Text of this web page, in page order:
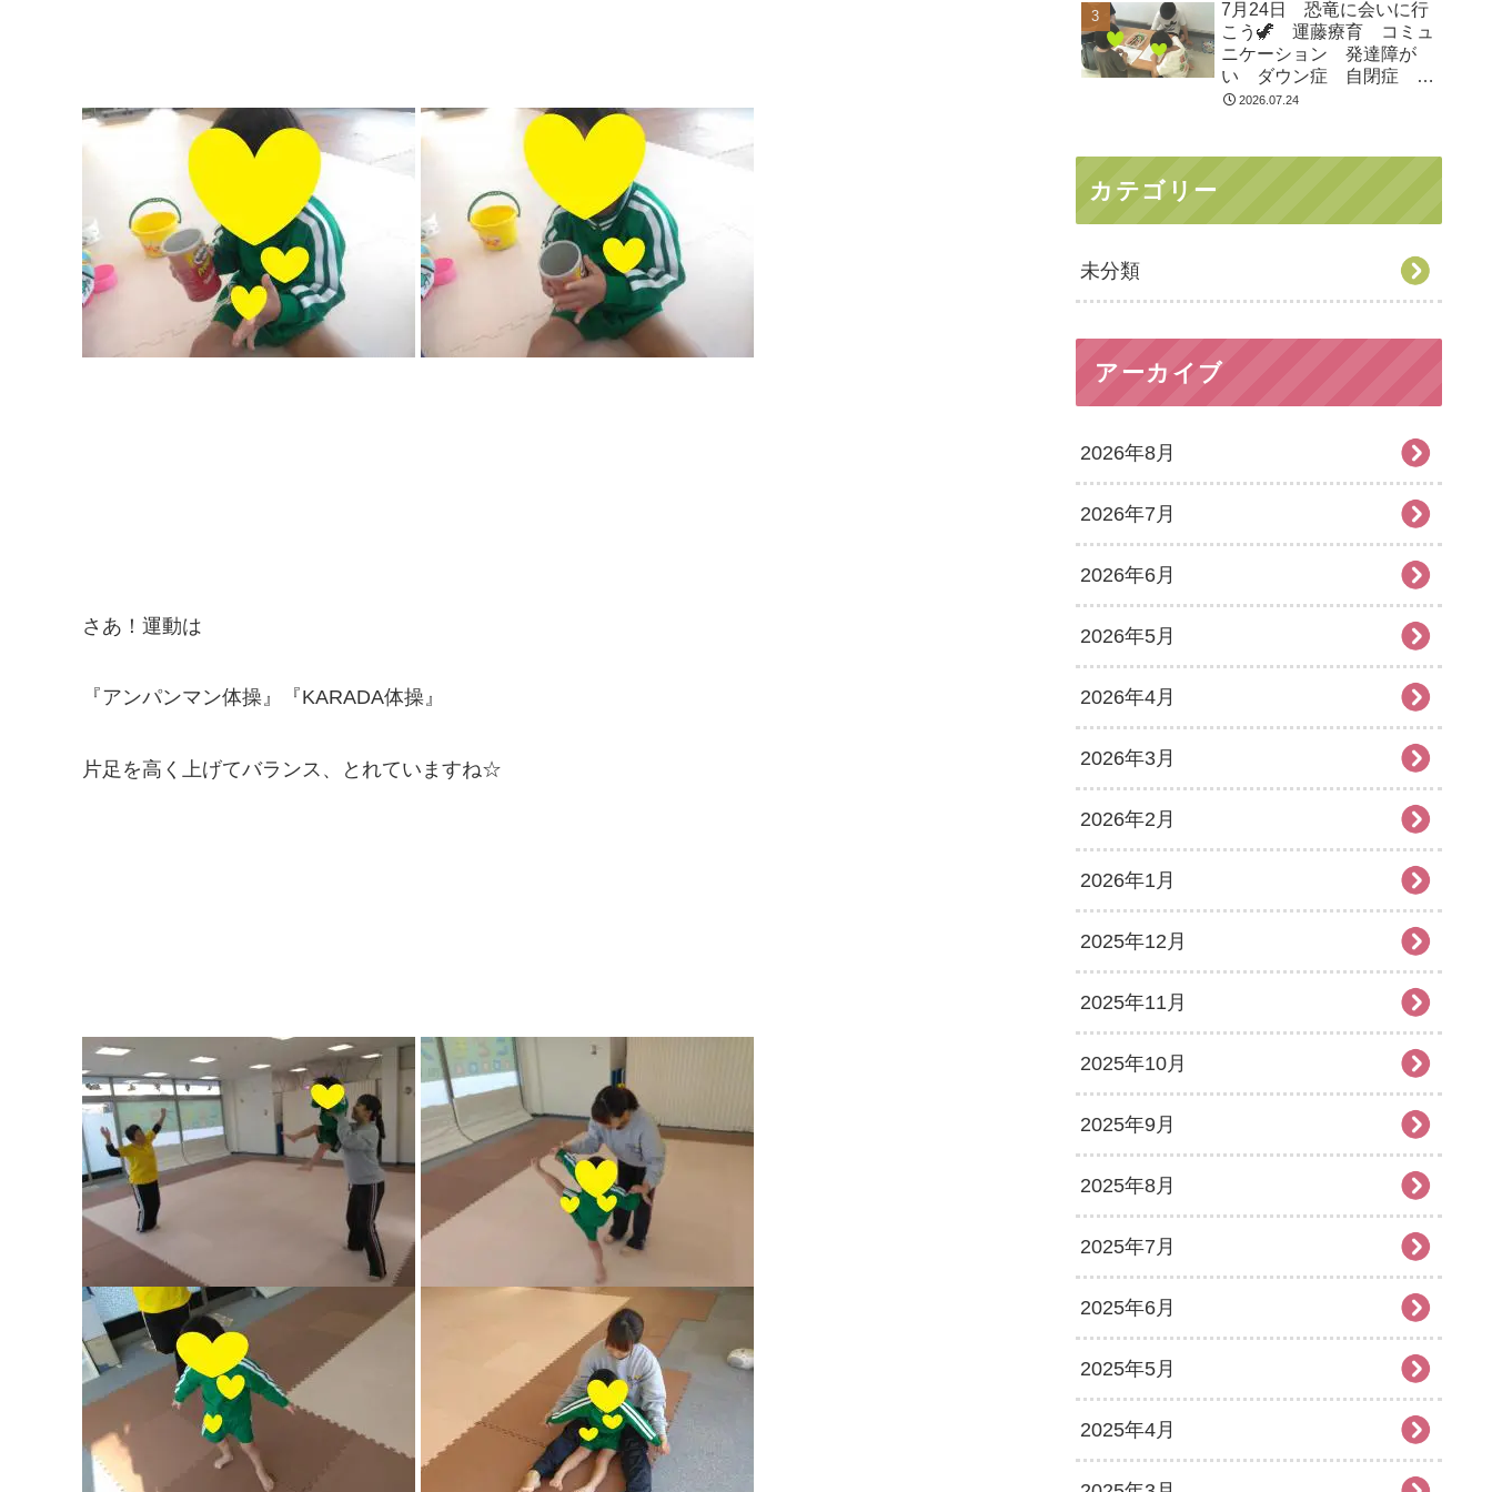
さあ！運動は
『アンパンマン体操』『KARADA体操』
片足を高く上げてバランス、とれていますね☆
市 つくばみらい市 坂東
市 守谷市
7月24日 恐竜に会いに行
こう🦖 運藤療育 コミュ
ニケーション 発達障が
い ダウン症 自閉症
ASD ADHD 児童発達支
2026.07.24
カテゴリー
未分類
アーカイブ
2026年8月
2026年7月
2026年6月
2026年5月
2026年4月
2026年3月
2026年2月
2026年1月
2025年12月
2025年11月
2025年10月
2025年9月
2025年8月
2025年7月
2025年6月
2025年5月
2025年4月